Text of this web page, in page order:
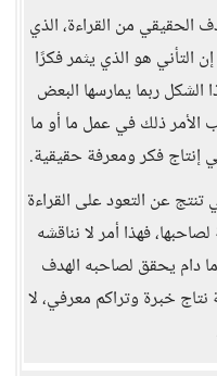
الحقيقي من القراءة، الذي
التأني هو الذي يثمر فكرًا
الشكل ربما يمارسها البعض
الأمر ذلك في عمل ما أو ما
إنتاج فكر ومعرفة حقيقية.
تنتج عن التعود على القراءة
فهذا أمر لا نناقشه
دام يحقق لصاحبه الهدف
نتاج خبرة وتراكم معرفي، لا